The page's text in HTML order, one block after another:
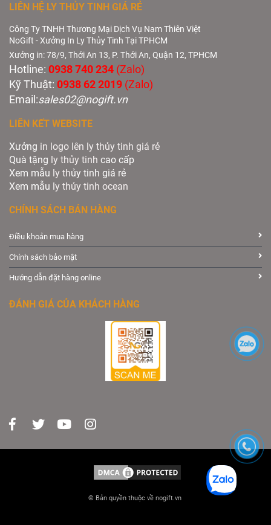
LIÊN HỆ LY THỦY TINH GIÁ RẺ
Công Ty TNHH Thương Mại Dịch Vụ Nam Thiên Việt
NoGift - Xưởng In Ly Thủy Tinh Tại TPHCM
Xưởng in: 78/9, Thới An 13, P. Thới An, Quận 12, TPHCM
Hotline: 0938 740 234 (Zalo)
Kỹ Thuật: 0938 62 2019 (Zalo)
Email:sales02@nogift.vn
LIÊN KẾT WEBSITE
Xưởng in logo lên ly thủy tinh giá rẻ
Quà tặng ly thủy tinh cao cấp
Xem mẫu ly thủy tinh giá rẻ
Xem mẫu ly thủy tinh ocean
CHÍNH SÁCH BÁN HÀNG
Điều khoản mua hàng
Chính sách bảo mật
Hướng dẫn đặt hàng online
ĐÁNH GIÁ CỦA KHÁCH HÀNG
© Bản quyền thuộc về nogift.vn